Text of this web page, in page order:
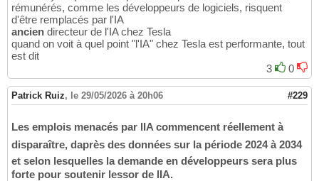
rémunérés, comme les développeurs de logiciels, risquent
d'être remplacés par l'IA
ancien directeur de l'IA chez Tesla
quand on voit à quel point "l'IA" chez Tesla est performante, tout
est dit
3
0
Patrick Ruiz, le 29/05/2026 à 20h06 #229
Les emplois menacés par lIA commencent réellement à
disparaître, daprès des données sur la période 2024 à 2034
et selon lesquelles la demande en développeurs sera plus
forte pour soutenir lessor de lIA.